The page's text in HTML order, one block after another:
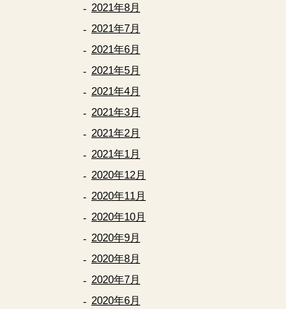
2021年8月
2021年7月
2021年6月
2021年5月
2021年4月
2021年3月
2021年2月
2021年1月
2020年12月
2020年11月
2020年10月
2020年9月
2020年8月
2020年7月
2020年6月